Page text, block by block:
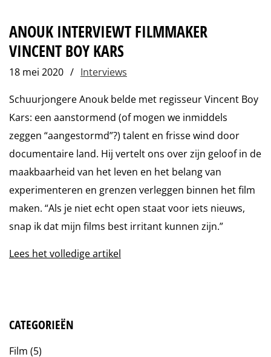
ANOUK INTERVIEWT FILMMAKER
VINCENT BOY KARS
18 mei 2020 / Interviews
Schuurjongere Anouk belde met regisseur Vincent Boy
Kars: een aanstormend (of mogen we inmiddels
zeggen “aangestormd”?) talent en frisse wind door
documentaire land. Hij vertelt ons over zijn geloof in de
maakbaarheid van het leven en het belang van
experimenteren en grenzen verleggen binnen het film
maken. ​“Als je niet echt open staat voor iets nieuws,
snap ik dat mijn films best irritant kunnen zijn.”
Lees het volledige artikel
CATEGORIEËN
Film (5)